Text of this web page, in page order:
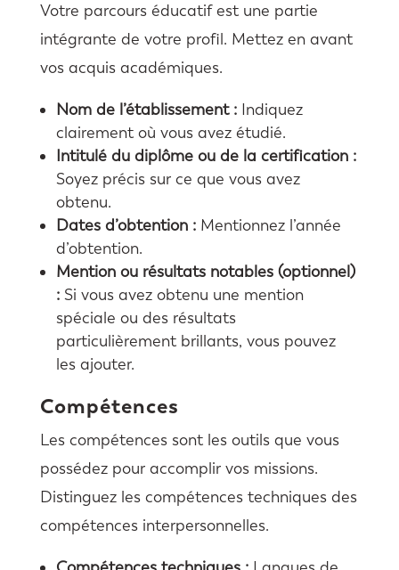
Votre parcours éducatif est une partie
intégrante de votre profil. Mettez en avant
vos acquis académiques.
Nom de l’établissement :Indiquez
clairement où vous avez étudié.
Intitulé du diplôme ou de la certification :
Soyez précis sur ce que vous avez
obtenu.
Dates d’obtention :Mentionnez l’année
d’obtention.
Mention ou résultats notables (optionnel)
:Si vous avez obtenu une mention
spéciale ou des résultats
particulièrement brillants, vous pouvez
les ajouter.
Compétences
Les compétences sont les outils que vous
possédez pour accomplir vos missions.
Distinguez les compétences techniques des
compétences interpersonnelles.